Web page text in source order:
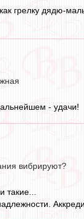
грелку дядю-
- удачи!
вибрируют?